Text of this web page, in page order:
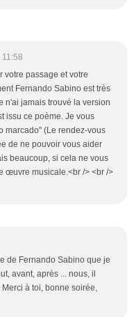
votre passage et votre
Fernando Sabino est très
n'ai jamais trouvé la version
issu ce poème. Je vous
marcado" (Le rendez-vous
de ne pouvoir vous aider
beaucoup, si cela ne vous
œuvre musicale.<br /> <br />
de Fernando Sabino que je
avant, après ... nous, il
à toi, bonne soirée,